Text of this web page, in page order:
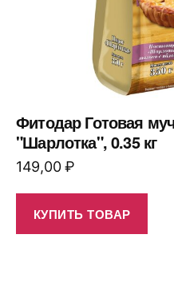
Фитодар Готовая
"Шарлотка", 0.35 кг
149,00₽
КУПИТЬ ТОВАР